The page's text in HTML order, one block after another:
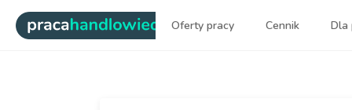
| Najlepsi ludzie sprzedaży
Oferty pracy Cennik Dla